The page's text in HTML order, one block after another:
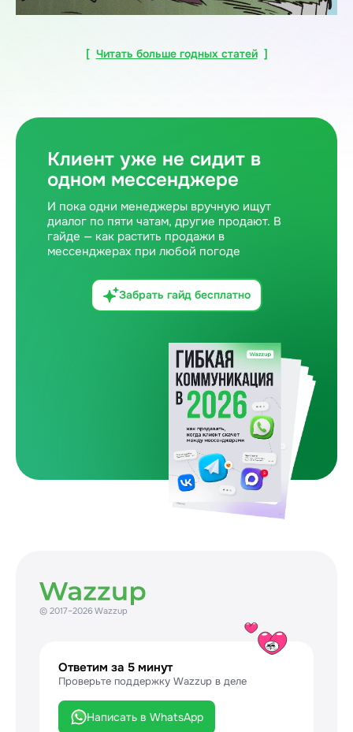
Один покупатель и пять препятствий
Как бизнес сам усложняет путь до покупки
[ Читать больше годных статей]
Клиент уже не сидит в
одном мессенджере
И пока одни менеджеры вручную ищут
диалог по пяти чатам, другие продают. В
гайде — как растить продажи в
мессенджерах при любой погоде
Забрать гайд бесплатно
© 2017–2026 Wazzup
Ответим за 5 минут
Проверьте поддержку Wazzup в деле
Написать в WhatsApp